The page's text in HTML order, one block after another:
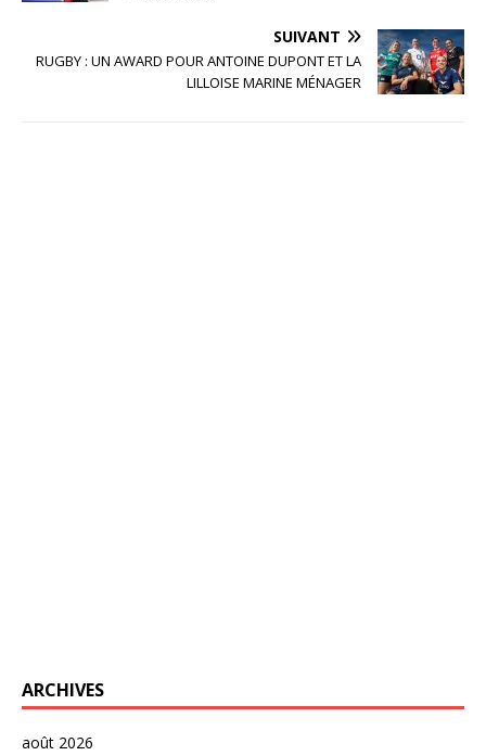
SUIVANT
RUGBY : UN AWARD POUR ANTOINE DUPONT ET LA
LILLOISE MARINE MÉNAGER
ARCHIVES
août 2026